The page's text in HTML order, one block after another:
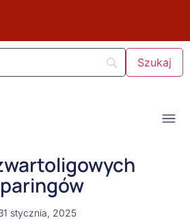
stycznia, 2025